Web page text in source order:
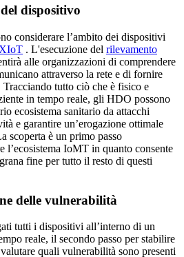
dispositivo
considerare l’ambito dei dispositivi
XIoT . L'esecuzione del rilevamento
alle organizzazioni di comprendere
attraverso la rete e di fornire
tutto ciò che è fisico e
in tempo reale, gli HDO possono
ecosistema sanitario da attacchi
e garantire un’erogazione ottimale
scoperta è un primo passo
l’ecosistema IoMT in quanto consente
fine per tutto il resto di questi
delle vulnerabilità
tutti i dispositivi all’interno di un
reale, il secondo passo per stabilire
quali vulnerabilità sono presenti